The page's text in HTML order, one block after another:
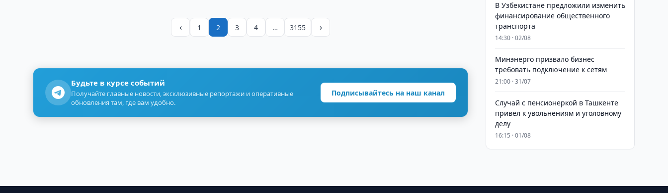
‹ 1 2 3 4 … 3155 ›
Будьте в курсе событий
Получайте главные новости, эксклюзивные репортажи и оперативные
обновления там, где вам удобно.
Подписывайтесь на наш канал
В Узбекистане предложили изменить
финансирование общественного
транспорта
14:30 · 02/08
Минэнерго призвало бизнес
требовать подключение к сетям
21:00 · 31/07
Случай с пенсионеркой в Ташкенте
привел к увольнениям и уголовному
делу
16:15 · 01/08